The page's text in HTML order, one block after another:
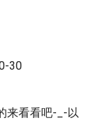
30
来看看吧-_-以